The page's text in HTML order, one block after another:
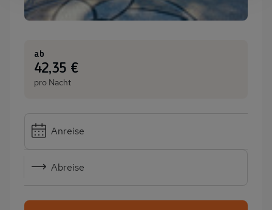
ab
:42,35 €
pro Nacht
Anreise
Abreise